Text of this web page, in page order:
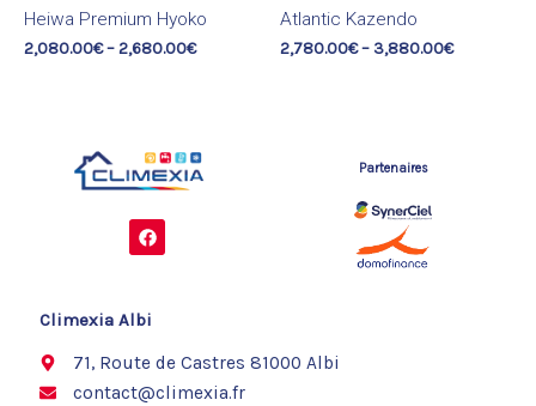
Heiwa Premium Hyoko
2,080.00€–2,680.00€
Atlantic Kazendo
2,780.00€– 3,880.00€
F
a
c
o
Partenaires
Climexia Albi
71, Route de Castres 81000 Albi
contact@climexia.fr